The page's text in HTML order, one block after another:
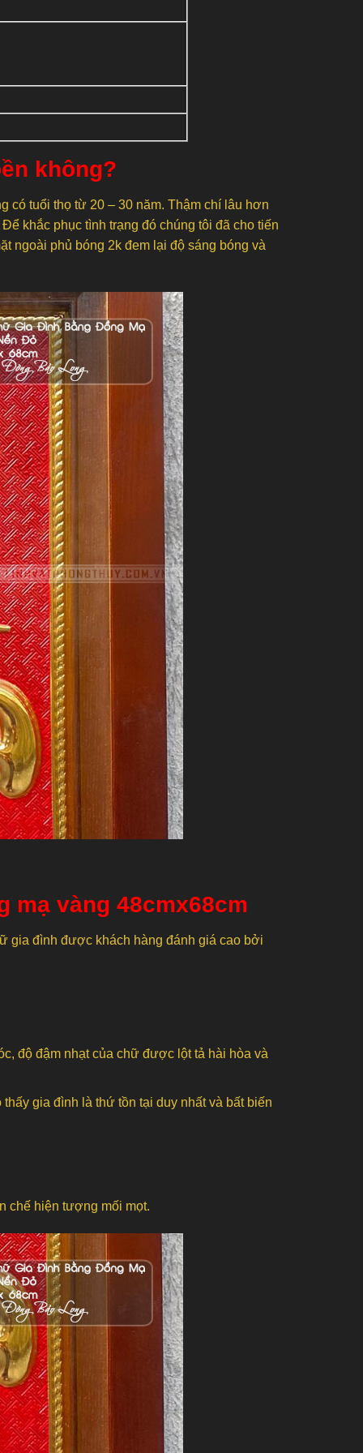
không?
có tuổi thọ từ 20 – 30 năm. Thậm chí lâu hơn
khắc phục tình trạng đó chúng tôi đã cho tiến
ngoài phủ bóng 2k đem lại độ sáng bóng và
mạ vàng 48cmx68cm
gia đình được khách hàng đánh giá cao bởi
độ đậm nhạt của chữ được lột tả hài hòa và
gia đình là thứ tồn tại duy nhất và bất biến
chế hiện tượng mối mọt.